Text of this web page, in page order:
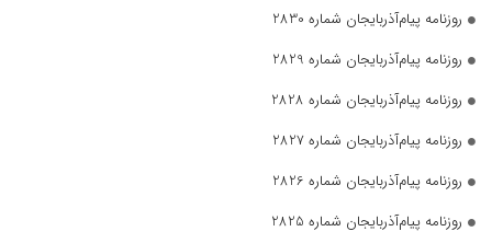
روزنامه پیام‌آذربایجان شماره 2830
روزنامه پیام‌آذربایجان شماره 2829
روزنامه پیام‌آذربایجان شماره 2828
روزنامه پیام‌آذربایجان شماره 2827
روزنامه پیام‌آذربایجان شماره 2826
روزنامه پیام‌آذربایجان شماره 2825